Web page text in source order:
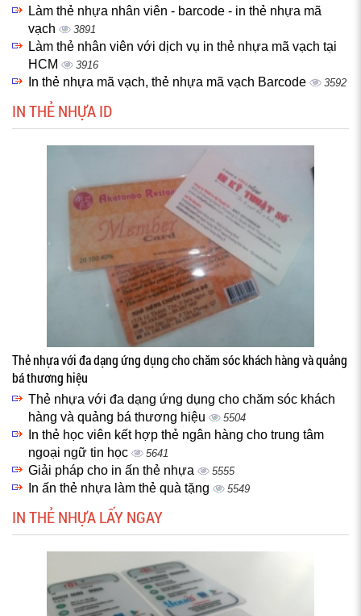
Làm thẻ nhựa nhân viên - barcode - in thẻ nhựa mã
vạch
3891
Làm thẻ nhân viên với dịch vụ in thẻ nhựa mã vạch tại
HCM
3916
In thẻ nhựa mã vạch, thẻ nhựa mã vạch Barcode 3592
IN THẺ NHỰA ID
Thẻ nhựa với đa dạng ứng dụng cho chăm sóc khách hàng và quảng
bá thương hiệu
Thẻ nhựa với đa dạng ứng dụng cho chăm sóc khách
hàng và quảng bá thương hiệu
5504
In thẻ học viên kết hợp thẻ ngân hàng cho trung tâm
ngoại ngữ tin học
5641
Giải pháp cho in ấn thẻ nhựa 5555
In ấn thẻ nhựa làm thẻ quà tặng 5549
IN THẺ NHỰA LẤY NGAY